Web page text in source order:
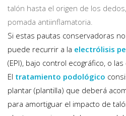
talón hasta el origen de los
pomada antiinflamatoria.
Si estas pautas conservadoras
puede recurrir a la electrólisis
(EPI), bajo control ecográfico, o
El tratamiento podológico
plantar (plantilla) que deberá
para amortiguar el impacto de